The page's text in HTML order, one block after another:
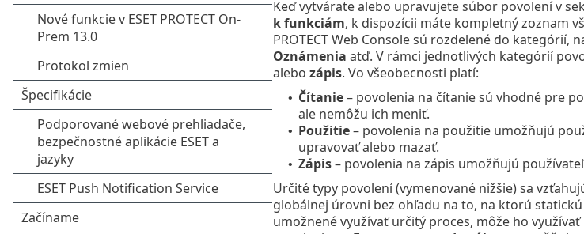
Keď vytvárate alebo upravujete súbor povolení v
k funkciám, k dispozícii máte kompletný zoznam
PROTECT Web Console sú rozdelené do kategórií,
Oznámenia atď. V rámci jednotlivých kategórií
alebo zápis. Vo všeobecnosti platí:
• Čítanie– povolenia na čítanie sú vhodné pre
ale nemôžu ich meniť.
• Použitie– povolenia na použitie umožňujú
upravovať alebo mazať.
• Zápis– povolenia na zápis umožňujú
Určité typy povolení (vymenované nižšie) sa
globálnej úrovni bez ohľadu na to, na ktorú
umožnené využívať určitý proces, môže ho